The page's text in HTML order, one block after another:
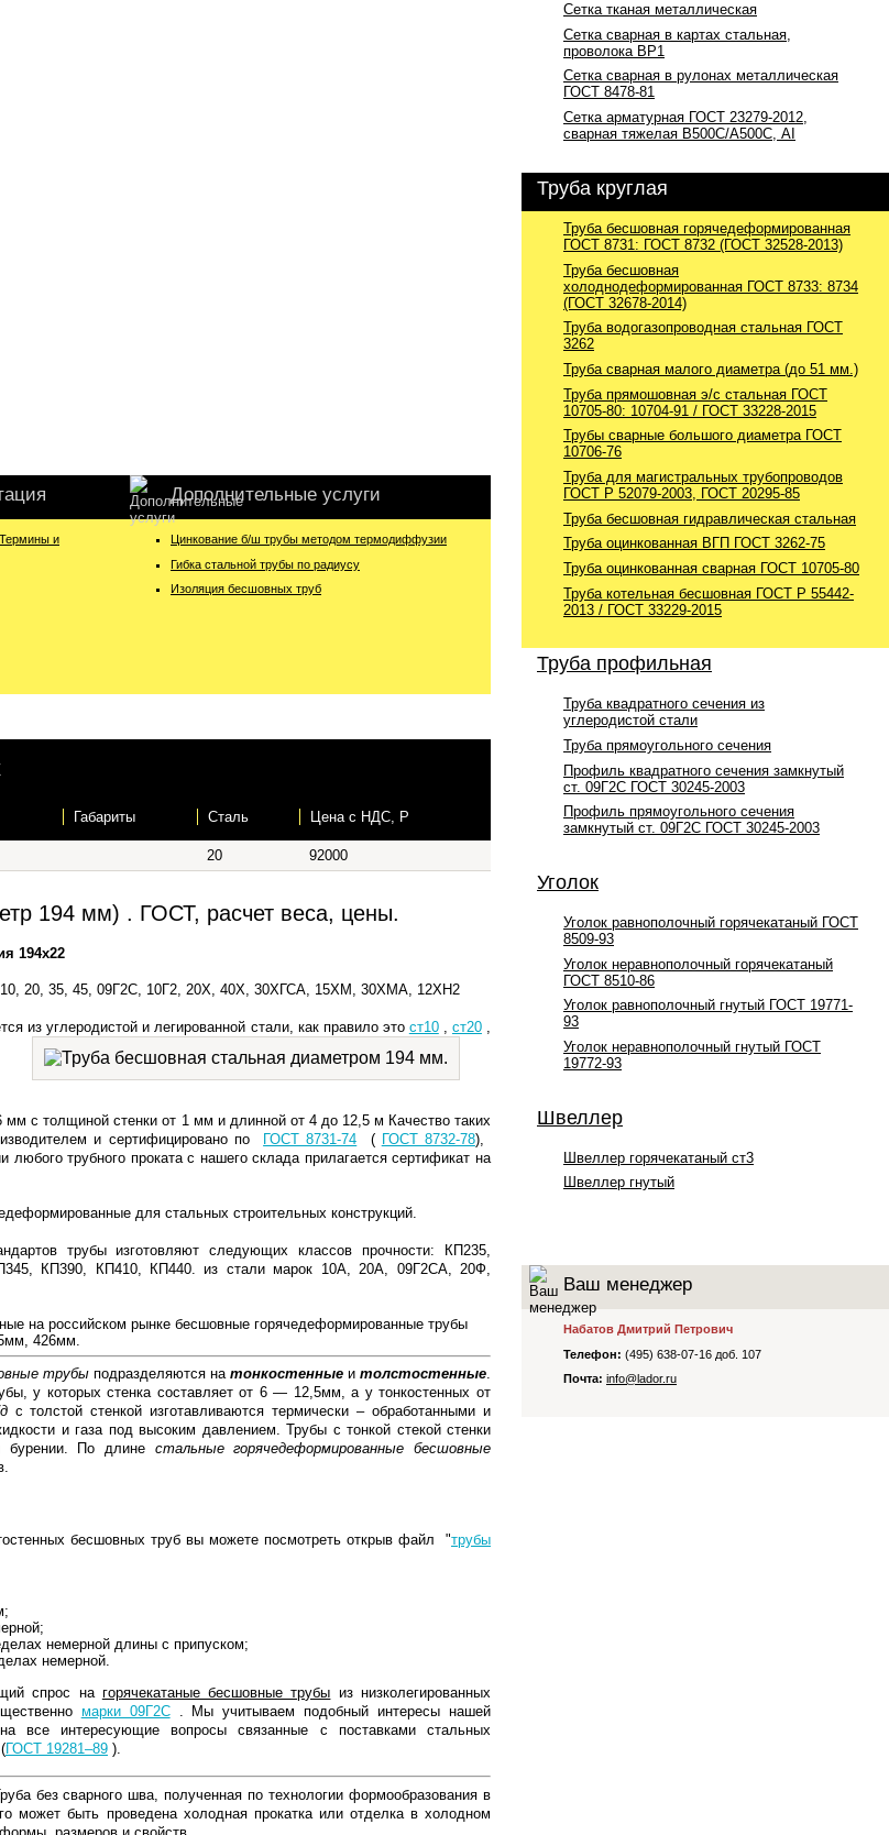
Дополнительные услуги
и
Цинкование б/ш трубы методом термодиффузии
Гибка стальной трубы по радиусу
Изоляция бесшовных труб
Габариты Сталь Цена c НДС, Р
20 92000
194 мм) . ГОСТ, расчет веса, цены.
194х22
10, 20, 35, 45, 09Г2С, 10Г2, 20Х, 40Х, 30ХГСА, 15ХМ, 30ХМА, 12ХН2
из углеродистойи легированной стали, как правило это ст10, ст20,
с толщиной стенки от 1 мм и длинной от 4 до 12,5 м Качество таких
и сертифицировано по
ГОСТ 8731-74 ( ГОСТ 8732-78),
любого трубного проката с нашего склада прилагается сертификат на
для стальных строительных конструкций.
трубы изготовляют следующих классов прочности: КП235,
КП390, КП410, КП440. из стали марок 10А, 20А, 09Г2СА, 20Ф,
на российском рынке бесшовные горячедеформированные трубы
426мм.
трубы подразделяются на тонкостенные и толстостенные.
у которых стенка составляет от 6 — 12,5мм, а у тонкостенных от
с толстой стенкой изготавливаются термически – обработанными и
и газа под высоким давлением. Трубы с тонкой стекой стенки
бурении. По длине стальные горячедеформированные бесшовные
бесшовных труб вы можете посмотреть открыв файл "трубы
немерной длины с припуском;
немерной.
спрос на горячекатаные бесшовные трубы из низколегированных
марки 09Г2С. Мы учитываем подобный интересы нашей
все интересующие вопросы связанные с поставками стальных
ГОСТ 19281–89 ).
без сварного шва, полученная по технологии формообразования в
может быть проведена холодная прокатка или отделка в холодном
Сетка тканая металлическая
Сетка сварная в картах стальная,
проволока ВР1
Сетка сварная в рулонах металлическая
ГОСТ 8478-81
Сетка арматурная ГОСТ 23279-2012,
сварная тяжелая В500С/А500С, АI
Труба круглая
Труба бесшовная горячедеформированная
ГОСТ 8731: ГОСТ 8732 (ГОСТ 32528-2013)
Труба бесшовная
холоднодеформированная ГОСТ 8733: 8734
(ГОСТ 32678-2014)
Труба водогазопроводная стальная ГОСТ
3262
Труба сварная малого диаметра (до 51 мм.)
Труба прямошовная э/с стальная ГОСТ
10705-80: 10704-91 / ГОСТ 33228-2015
Трубы сварные большого диаметра ГОСТ
10706-76
Труба для магистральных трубопроводов
ГОСТ Р 52079-2003, ГОСТ 20295-85
Труба бесшовная гидравлическая стальная
Труба оцинкованная ВГП ГОСТ 3262-75
Труба оцинкованная сварная ГОСТ 10705-80
Труба котельная бесшовная ГОСТ Р 55442-
2013 / ГОСТ 33229-2015
Труба профильная
Труба квадратного сечения из
углеродистой стали
Труба прямоугольного сечения
Профиль квадратного сечения замкнутый
ст. 09Г2С ГОСТ 30245-2003
Профиль прямоугольного сечения
замкнутый ст. 09Г2С ГОСТ 30245-2003
Уголок
Уголок равнополочный горячекатаный ГОСТ
8509-93
Уголок неравнополочный горячекатаный
ГОСТ 8510-86
Уголок равнополочный гнутый ГОСТ 19771-
93
Уголок неравнополочный гнутый ГОСТ
19772-93
Швеллер
Швеллер горячекатаный ст3
Швеллер гнутый
Ваш менеджер
Набатов Дмитрий Петрович
Телефон: (495) 638-07-16 доб. 107
Почта: info@lador.ru